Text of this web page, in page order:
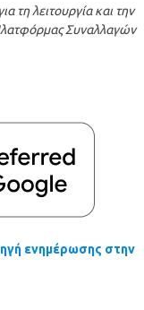
τη λειτουργία και την
Συναλλαγών
ενημέρωσης στην